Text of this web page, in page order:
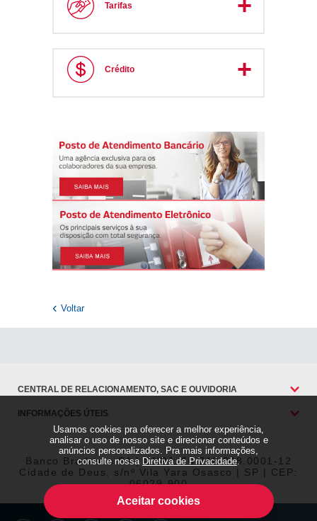
Tarifas
Crédito
Voltar
Usamos cookies pra oferecer a melhor experiência,
analisar o uso de nosso site e direcionar conteúdos e
anúncios personalizados. Pra mais informações,
consulte nossa Diretiva de Privacidade.
Aceitar cookies
CENTRAL DE RELACIONAMENTO, SAC E OUVIDORIA
INFORMAÇÕES ÚTEIS
Banco Bradesco SA | CNPJ: 60.746.948.0001-12
Cidade de Deus, s/nº Vila Yara Osasco | SP | CEP:
06029-900